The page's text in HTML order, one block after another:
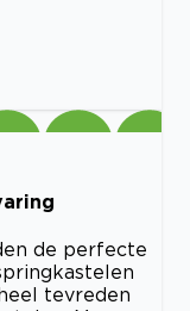
de perfecte
tevreden